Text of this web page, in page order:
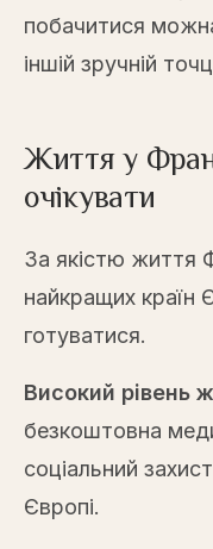
побачитися
іншій зручній
Життя у
очікувати
За якістю життя
найкращих країн
готуватися.
Високий рівень
безкоштовна
соціальний
Європі.